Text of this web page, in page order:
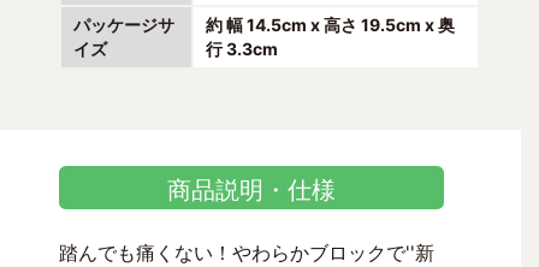
パッケージサ
イズ
約 幅 14.5cm x 高さ 19.5cm x 奥
行 3.3cm
商品説明・仕様
踏んでも痛くない！やわらかブロックで''新